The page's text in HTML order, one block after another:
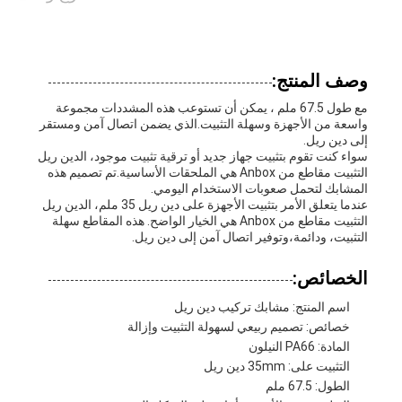
وصف المنتج:
مع طول 67.5 ملم ، يمكن أن تستوعب هذه المشددات مجموعة
واسعة من الأجهزة وسهلة التثبيت.الذي يضمن اتصال آمن ومستقر
إلى دين ريل.
سواء كنت تقوم بتثبيت جهاز جديد أو ترقية تثبيت موجود، الدين ريل
التثبيت مقاطع من Anbox هي الملحقات الأساسية.تم تصميم هذه
المشابك لتحمل صعوبات الاستخدام اليومي.
عندما يتعلق الأمر بتثبيت الأجهزة على دين ريل 35 ملم، الدين ريل
التثبيت مقاطع من Anbox هي الخيار الواضح. هذه المقاطع سهلة
التثبيت، ودائمة،وتوفير اتصال آمن إلى دين ريل.
الخصائص:
اسم المنتج: مشابك تركيب دين ريل
خصائص: تصميم ربيعي لسهولة التثبيت وإزالة
المادة: PA66 النيلون
التثبيت على: 35mm دين ريل
الطول: 67.5 ملم